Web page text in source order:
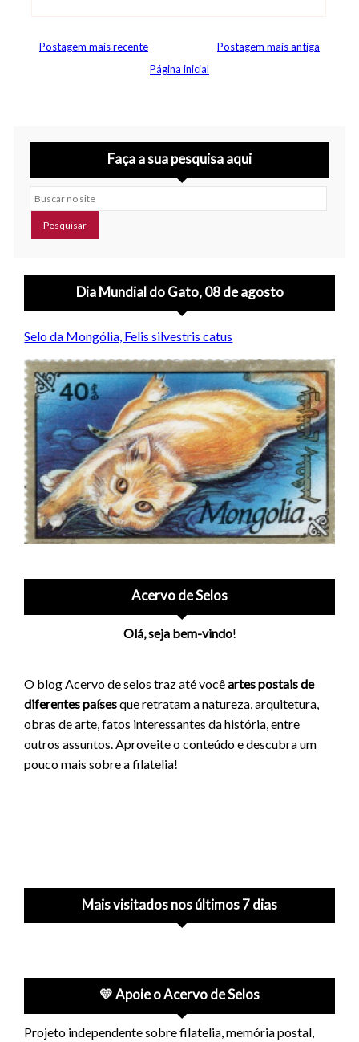
Postagem mais recente
Postagem mais antiga
Página inicial
Faça a sua pesquisa aqui
Buscar no site
Dia Mundial do Gato, 08 de agosto
Selo da Mongólia, Felis silvestris catus
Acervo de Selos
Olá, seja bem-vindo!
O blog Acervo de selos traz até vocêartes postais de
diferentes paísesque retratam a natureza, arquitetura,
obras de arte, fatos interessantes da história, entre
outros assuntos. Aproveite o conteúdo e descubra um
pouco mais sobre a filatelia!
Mais visitados nos últimos 7 dias
💛 Apoie o Acervo de Selos
Projeto independente sobre filatelia, memória postal,